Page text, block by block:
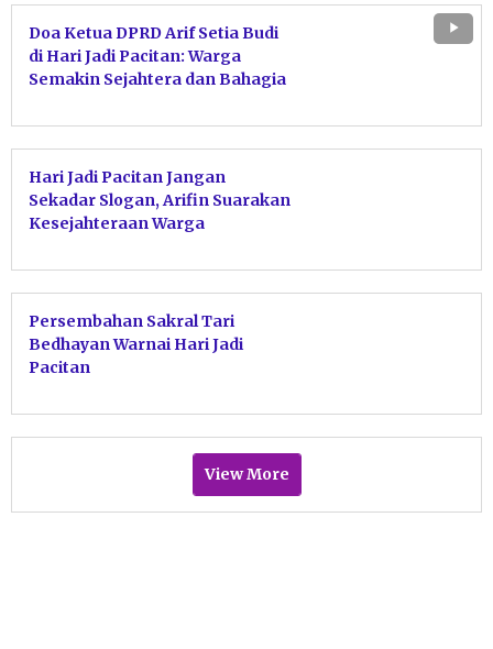
Doa Ketua DPRD Arif Setia Budi
di Hari Jadi Pacitan: Warga
Semakin Sejahtera dan Bahagia
Hari Jadi Pacitan Jangan
Sekadar Slogan, Arifin Suarakan
Kesejahteraan Warga
Persembahan Sakral Tari
Bedhayan Warnai Hari Jadi
Pacitan
View More